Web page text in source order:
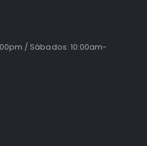
/ Sábados: 10:00am-